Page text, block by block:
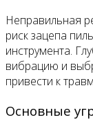
Неправильная
риск зацепа
инструмента.
вибрацию и
привести к
Основные